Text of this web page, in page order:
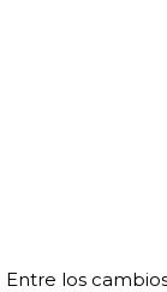
Entre los